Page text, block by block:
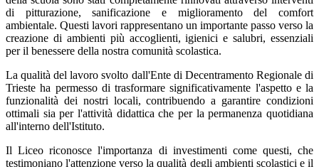
di pitturazione, sanificazione e miglioramento del comfort
ambientale. Questi lavori rappresentano un importante passo verso la
creazione di ambienti più accoglienti, igienici e salubri, essenziali
per il benessere della nostra comunità scolastica.
La qualità del lavoro svolto dall'Ente di Decentramento Regionale di
Trieste ha permesso di trasformare significativamente l'aspetto e la
funzionalità dei nostri locali, contribuendo a garantire condizioni
ottimali sia per l'attività didattica che per la permanenza quotidiana
all'interno dell'Istituto.
Il Liceo riconosce l'importanza di investimenti come questi, che
testimoniano l'attenzione verso la qualità degli ambienti scolastici e il